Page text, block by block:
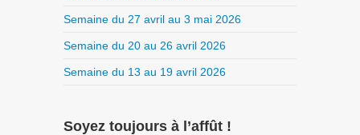
Semaine du 27 avril au 3 mai 2026
Semaine du 20 au 26 avril 2026
Semaine du 13 au 19 avril 2026
Soyez toujours à l’affût !